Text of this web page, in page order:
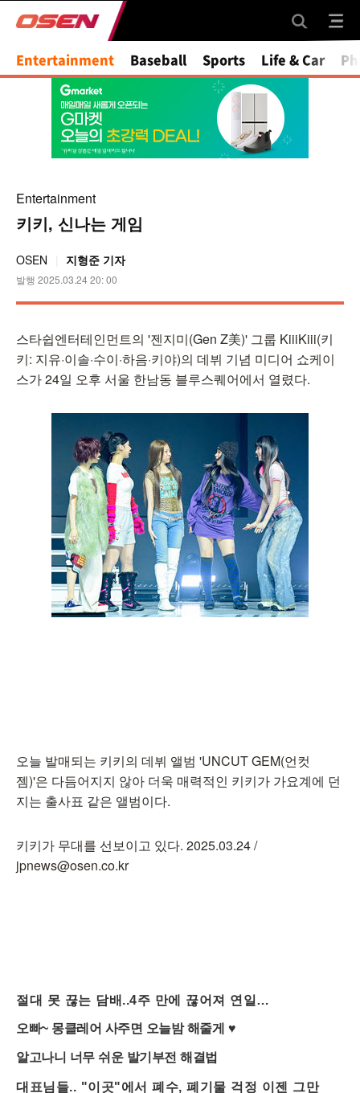
Entertainment Baseball Sports Life & Car
Entertainment
키키, 신나는 게임
OSEN 지형준 기자
발행 2025.03.24 20: 00
스타쉽엔터테인먼트의 '젠지미(Gen Z美)' 그룹 KiiiKiii(키
키: 지유·이솔·수이·하음·키야)의 데뷔 기념 미디어 쇼케이
스가 24일 오후 서울 한남동 블루스퀘어에서 열렸다.
오늘 발매되는 키키의 데뷔 앨범 'UNCUT GEM(언컷
젬)'은 다듬어지지 않아 더욱 매력적인 키키가 가요계에 던
지는 출사표 같은 앨범이다.
키키가 무대를 선보이고 있다. 2025.03.24 /
jpnews@osen.co.kr